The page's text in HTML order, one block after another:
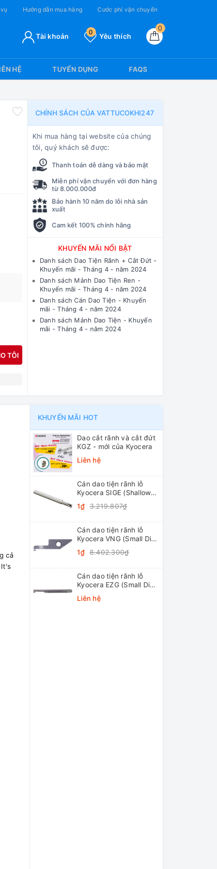
Hướng dẫn mua hàng Cước phí vận chuyển
0
Yêu thích
0
Tài khoản
HỆ TUYỂN DỤNG FAQS
TÔI
CHÍNH SÁCH CỦA VATTUCOKHI247
Khi mua hàng tại website của chúng
tôi, quý khách sẽ được:
Thanh toán dễ dàng và bảo mật
Miễn phí vận chuyển với đơn hàng
từ 8.000.000đ
Bảo hành 10 năm do lỗi nhà sản
xuất
Cam kết 100% chính hãng
KHUYẾN MÃI NỔI BẬT
Danh sách Dao Tiện Rãnh + Cắt Đứt -
Khuyến mãi - Tháng 4 - năm 2024
Danh sách Mảnh Dao Tiện Ren -
Khuyến mãi - Tháng 4 - năm 2024
Danh sách Cán Dao Tiện - Khuyến
mãi - Tháng 4 - năm 2024
Danh sách Mảnh Dao Tiện - Khuyến
mãi - Tháng 4 - năm 2024
cả
KHUYẾN MÃI HOT
Dao cắt rãnh và cắt đứt
KGZ - mới của Kyocera
Liên hệ
Cán dao tiện rãnh lỗ
Kyocera SIGE (Shallow
1₫ 3.219.807₫
Cán dao tiện rãnh lỗ
Kyocera VNG (Small Dia.
System Tip-Bars)
1₫ 8.402.300₫
Cán dao tiện rãnh lỗ
Kyocera EZG (Small Dia.
Bars)
Liên hệ